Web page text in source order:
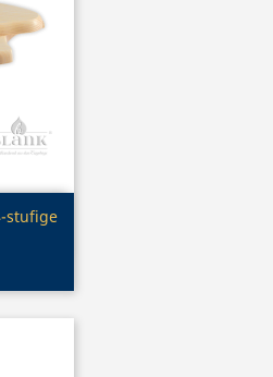
stufige